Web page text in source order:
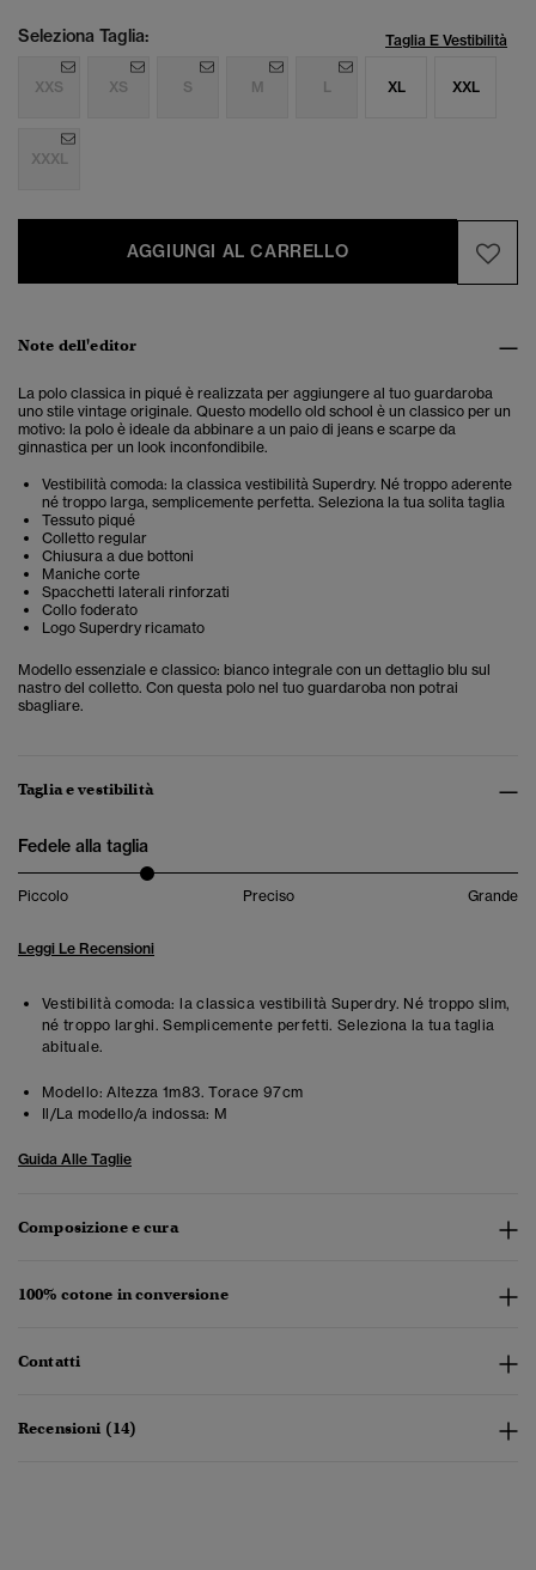
Seleziona Taglia: Taglia E Vestibilità
XXS XS S M L XL XXL
XXXL
AGGIUNGI AL CARRELLO
Note dell'editor
La polo classica in piqué è realizzata per aggiungere al tuo guardaroba
uno stile vintage originale. Questo modello old school è un classico per un
motivo: la polo è ideale da abbinare a un paio di jeans e scarpe da
ginnastica per un look inconfondibile.
Vestibilità comoda: la classica vestibilità Superdry. Né troppo aderente
né troppo larga, semplicemente perfetta. Seleziona la tua solita taglia
Tessuto piqué
Colletto regular
Chiusura a due bottoni
Maniche corte
Spacchetti laterali rinforzati
Collo foderato
Logo Superdry ricamato
Modello essenziale e classico: bianco integrale con un dettaglio blu sul
nastro del colletto. Con questa polo nel tuo guardaroba non potrai
sbagliare.
Taglia e vestibilità
Fedele alla taglia
Piccolo Preciso Grande
Leggi Le Recensioni
Vestibilità comoda: la classica vestibilità Superdry. Né troppo slim,
né troppo larghi. Semplicemente perfetti. Seleziona la tua taglia
abituale.
Modello: Altezza 1m83. Torace 97cm
Il/La modello/a indossa: M
Guida Alle Taglie
Composizione e cura
100% cotone in conversione
Contatti
Recensioni (14)